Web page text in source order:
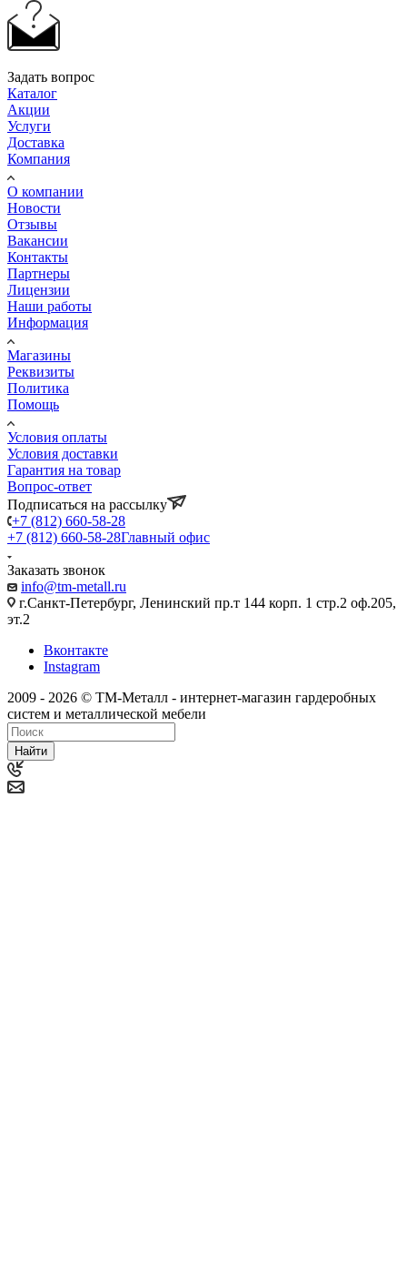
Задать вопрос
Каталог
Акции
Услуги
Доставка
Компания
О компании
Новости
Отзывы
Вакансии
Контакты
Партнеры
Лицензии
Наши работы
Информация
Магазины
Реквизиты
Политика
Помощь
Условия оплаты
Условия доставки
Гарантия на товар
Вопрос-ответ
Подписаться на рассылку
+7 (812) 660-58-28
+7 (812) 660-58-28Главный офис
Заказать звонок
info@tm-metall.ru
г.Санкт-Петербург, Ленинский пр.т 144 корп. 1 стр.2 оф.205,
эт.2
Вконтакте
Instagram
2009 - 2026 © ТМ-Металл - интернет-магазин гардеробных
систем и металлической мебели
Найти